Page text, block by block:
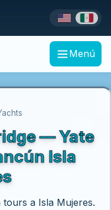
Menú
— Yate
Isla
a Isla Mujeres.